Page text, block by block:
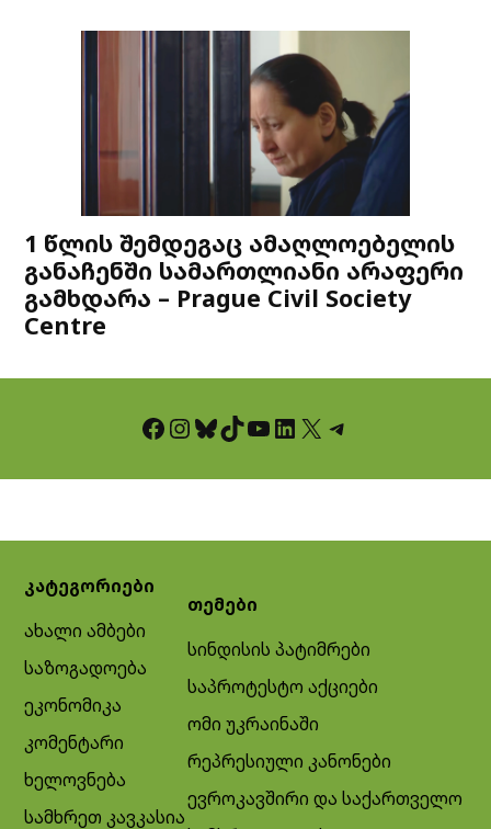
1 წლის შემდეგაც ამაღლოებელის
განაჩენში სამართლიანი არაფერი
გამხდარა – Prague Civil Society
Centre
Facebook InstagramBluesky TikTok YouTube LinkedIn X Telegram
კატეგორიები
ახალი ამბები
საზოგადოება
ეკონომიკა
კომენტარი
ხელოვნება
სამხრეთ კავკასია
თემები
სინდისის პატიმრები
საპროტესტო აქციები
ომი უკრაინაში
რეპრესიული კანონები
ევროკავშირი და საქართველო